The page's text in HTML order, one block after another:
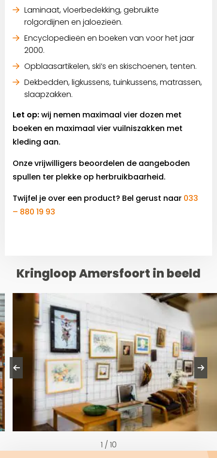
Laminaat, vloerbedekking, gebruikte
rolgordijnen en jaloezieën.
Encyclopedieën en boeken van voor het jaar
2000.
Opblaasartikelen, ski’s en skischoenen, tenten.
Dekbedden, ligkussens, tuinkussens, matrassen,
slaapzakken.
Let op:wij nemen maximaal vier dozen met
boeken en maximaal vier vuilniszakken met
kleding aan.
Onze vrijwilligers beoordelen de aangeboden
spullen ter plekke op herbruikbaarheid.
Twijfel je over een product? Bel gerust naar 033
– 880 19 93
Kringloop Amersfoort in beeld
1 / 10